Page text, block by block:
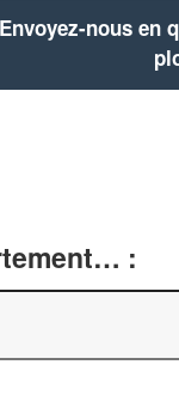
Envoyez-nous en
: